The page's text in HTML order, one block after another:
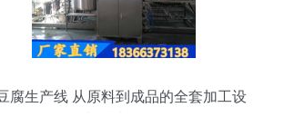
腐生产线 从原料到成品的全套加工设